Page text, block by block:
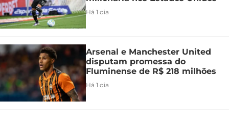
Há 1 dia
Arsenal e Manchester United
disputam promessa do
Fluminense de R$ 218 milhões
Há 1 dia